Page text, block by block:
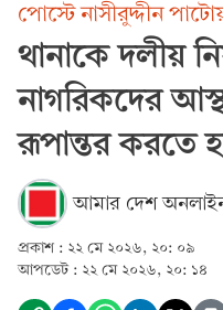
পোস্টে নাসীরুদ্দীন
থানাকে দলীয়
নাগরিকদের
রূপান্তর করতে
আমার দেশ
প্রকাশ : ২২ মে ২০২৬, ২০: ০৯
আপডেট : ২২ মে ২০২৬, ২০: ১৪